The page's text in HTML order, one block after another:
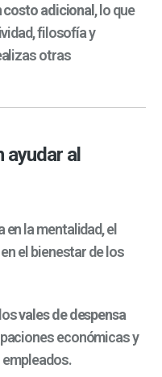
costo adicional, lo que
filosofía y
otras
al
la mentalidad, el
el bienestar de los
vales de despensa
económicas y
empleados.